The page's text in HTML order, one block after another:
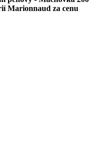
Marionnaud za cenu